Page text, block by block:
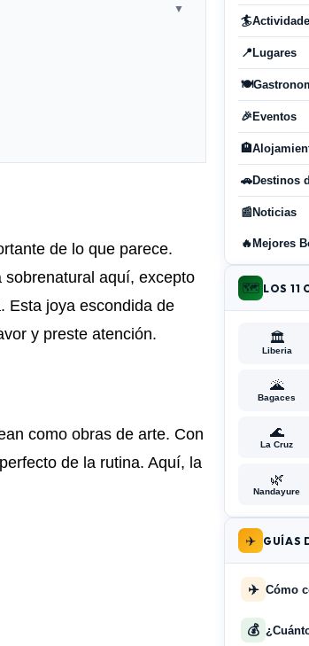
▼
de lo que parece.
aquí, excepto
Esta joya escondida de
y preste atención.
como obras de arte. Con
de la rutina. Aquí, la
🏄
📍 Lugares
🍽️
🎉 Eventos
🏨
🚗Destinos
📰 Noticias
🔥 Mejores
🗺️ LOS 11
🏛️
Liberia
🌋
Bagaces
🌊
La Cruz
🌿
Nandayure
✈️ GUÍAS
✈️ Cómo
💰